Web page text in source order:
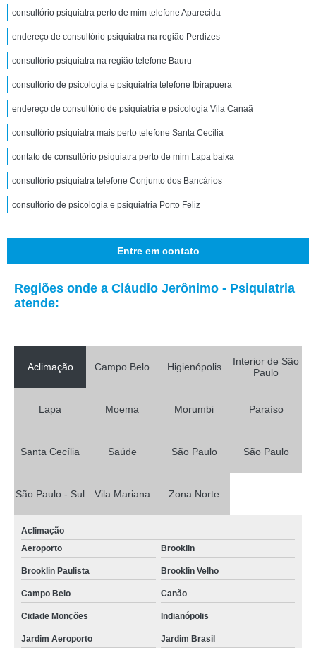
consultório psiquiatra perto de mim telefone Aparecida
endereço de consultório psiquiatra na região Perdizes
consultório psiquiatra na região telefone Bauru
consultório de psicologia e psiquiatria telefone Ibirapuera
endereço de consultório de psiquiatria e psicologia Vila Canaã
consultório psiquiatra mais perto telefone Santa Cecília
contato de consultório psiquiatra perto de mim Lapa baixa
consultório psiquiatra telefone Conjunto dos Bancários
consultório de psicologia e psiquiatria Porto Feliz
Entre em contato
Regiões onde a Cláudio Jerônimo - Psiquiatria
atende:
Aclimação Campo Belo Higienópolis
Interior de São
Paulo
Lapa Moema Morumbi Paraíso
Santa Cecília Saúde São Paulo São Paulo
São Paulo - Sul Vila Mariana Zona Norte
Aclimação
Aeroporto
Brooklin
Brooklin Paulista Brooklin Velho
Campo Belo Canão
Cidade Monções Indianópolis
Jardim Aeroporto Jardim Brasil